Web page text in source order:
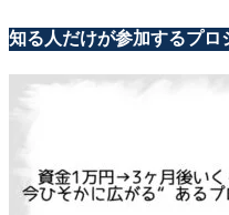
知る人だけが参加するプロ